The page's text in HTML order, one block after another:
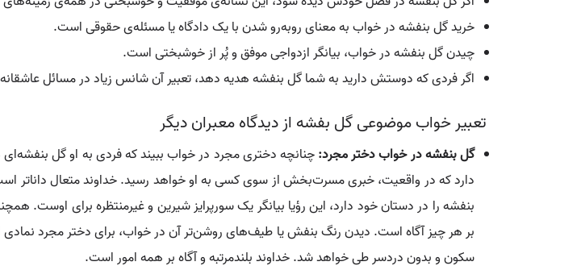
خرید گل بنفشه در خواب به معنای روبه‌رو شدن با یک دادگاه یا مسئله‌ی حقوقی است.
چیدن گل بنفشه در خواب، بیانگر ازدواجی موفق و پُر از خوشبختی است.
اگر فردی که دوستش دارید به شما گل بنفشه هدیه دهد، تعبیر آن شانس زیاد در مسائل
تعبیر خواب موضوعی گل بفشه از دیدگاه معبران دیگر
گل بنفشه در خواب دختر مجرد:چنانچه دختری مجرد در خواب ببیند که فردی به او گل
دارد که در واقعیت، خبری مسرت‌بخش از سوی کسی به او خواهد رسید. خداوند متعال
بنفشه را در دستان خود دارد، این رؤیا بیانگر یک سورپرایز شیرین و غیرمنتظره برای اوست.
بر هر چیز آگاه است. دیدن رنگ بنفش یا طیف‌های روشن‌تر آن در خواب، برای دختر مجرد
سکون و بدون دردسر طی خواهد شد. خداوند بلندمرتبه و آگاه بر همه امور است.